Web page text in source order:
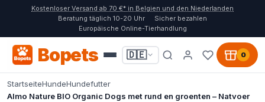
Kostenloser Versand ab 70 €* in Belgien und den Niederlanden
Beratung täglich 10-20 Uhr
Sicher bezahlen
Europäische Online-Tierhandlung
Bopets 🇩🇪 0
StartseiteHundeHundefutter
Almo Nature BIO Organic Dogs met rund en groenten – Natvoer